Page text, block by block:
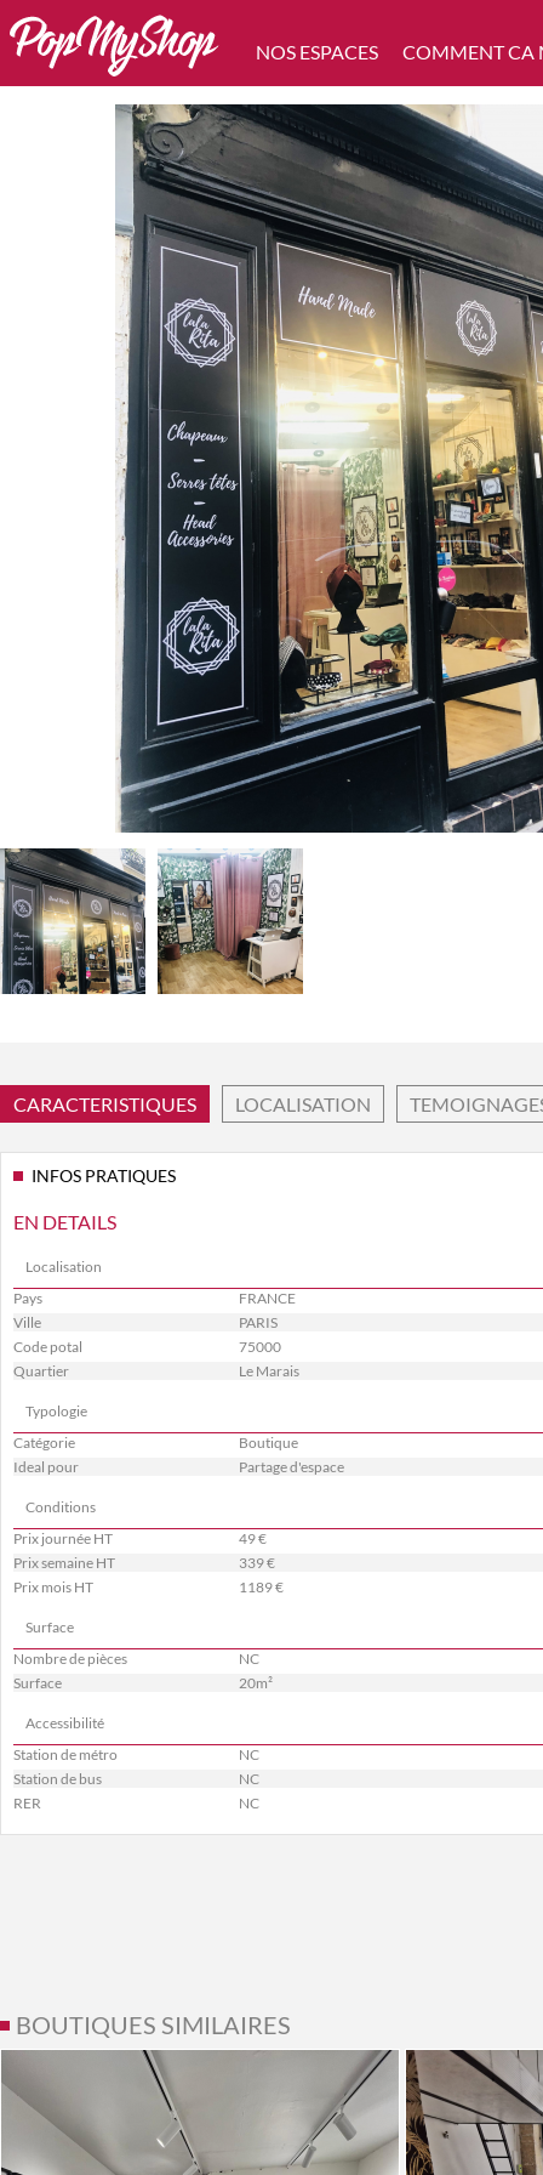
NOS ESPACES COMMENT CA
CARACTERISTIQUES LOCALISATION
INFOS PRATIQUES
EN DETAILS
Localisation
Pays
FRANCE
Ville
PARIS
Code potal
75000
Quartier
Le Marais
Typologie
Catégorie
Boutique
Ideal pour
Partage d'espace
Conditions
Prix journée HT
49 €
Prix semaine HT
339 €
Prix mois HT
1189 €
Surface
Nombre de pièces
NC
Surface
20m²
Accessibilité
Station de métro
NC
Station de bus
NC
RER
NC
BOUTIQUES SIMILAIRES